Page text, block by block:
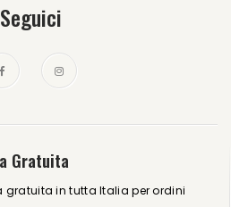
Seguici
Gratuita
gratuita in tutta Italia per ordini